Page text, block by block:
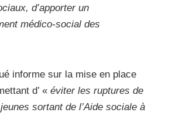
d’apporter un
médico-social des
informe sur la mise en place
d’ « éviter les ruptures de
sortant de l’Aide sociale à